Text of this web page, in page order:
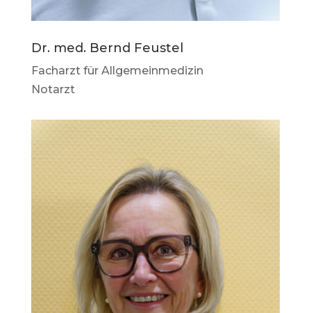
Dr. med. Bernd Feustel
Facharzt für Allgemeinmedizin
Notarzt